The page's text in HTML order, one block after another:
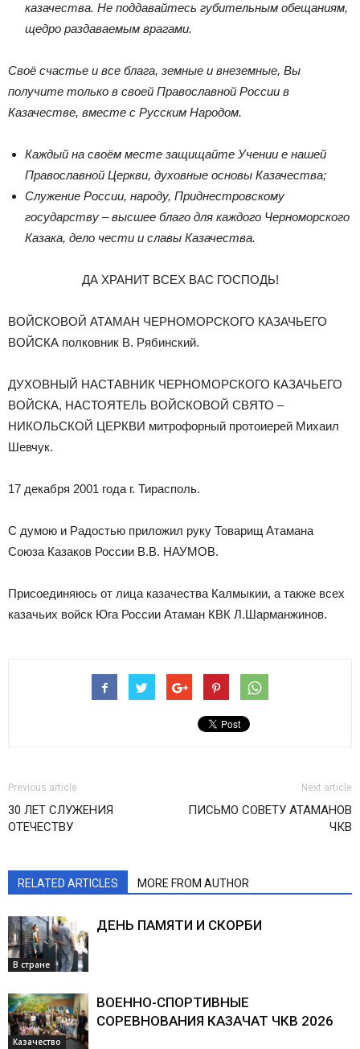
казачества. Не поддавайтесь губительным обещаниям,
щедро раздаваемым врагами.
Своё счастье и все блага, земные и внеземные, Вы
получите только в своей Православной России в
Казачестве, вместе с Русским Народом.
Каждый на своём месте защищайте Учении е нашей
Православной Церкви, духовные основы Казачества;
Служение России, народу, Приднестровскому
государству – высшее благо для каждого Черноморского
Казака, дело чести и славы Казачества.
ДА ХРАНИТ ВСЕХ ВАС ГОСПОДЬ!
ВОЙСКОВОЙ АТАМАН ЧЕРНОМОРСКОГО КАЗАЧЬЕГО
ВОЙСКА полковник В. Рябинский.
ДУХОВНЫЙ НАСТАВНИК ЧЕРНОМОРСКОГО КАЗАЧЬЕГО
ВОЙСКА, НАСТОЯТЕЛЬ ВОЙСКОВОЙ СВЯТО –
НИКОЛЬСКОЙ ЦЕРКВИ митрофорный протоиерей Михаил
Шевчук.
17 декабря 2001 года г. Тирасполь.
С думою и Радостью приложил руку Товарищ Атамана
Союза Казаков России В.В. НАУМОВ.
Присоединяюсь от лица казачества Калмыкии, а также всех
казачьих войск Юга России Атаман КВК Л.Шарманжинов.
Previous article
30 ЛЕТ СЛУЖЕНИЯ
ОТЕЧЕСТВУ
Next article
ПИСЬМО СОВЕТУ АТАМАНОВ
ЧКВ
RELATED ARTICLES MORE FROM AUTHOR
В стране
ДЕНЬ ПАМЯТИ И СКОРБИ
Казачество
ВОЕННО-СПОРТИВНЫЕ
СОРЕВНОВАНИЯ КАЗАЧАТ ЧКВ 2026